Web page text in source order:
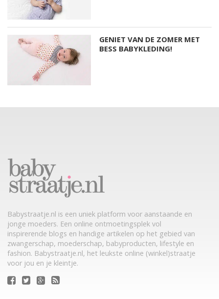
GENIET VAN DE ZOMER MET
BESS BABYKLEDING!
Babystraatje.nl is een uniek platform voor aanstaande en
jonge moeders. Een online ontmoetingsplek vol
inspirerende blogs en handige artikelen op het gebied van
zwangerschap, moederschap, babyproducten, lifestyle en
fashion. Babystraatje.nl, het leukste online (winkel)straatje
voor jou en je kleintje.